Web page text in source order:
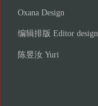
Oxana Design
编辑排版 Editor design
陈昱汝 Yuri